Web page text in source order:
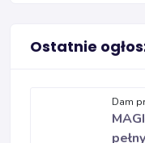
Ostatnie
Dam